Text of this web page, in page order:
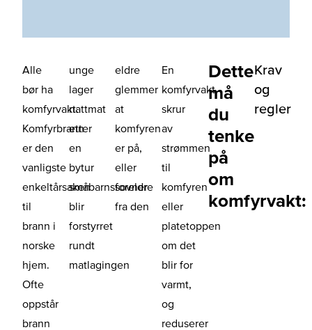
Alle
bør ha
komfyrvakt.
Komfyrbrann
er den
vanligste
enkeltårsaken
til
brann i
norske
hjem.
Ofte
oppstår
brann
unge
lager
nattmat
etter
en
bytur
småbarnsforeldre
blir
forstyrret
rundt
matlagingen
eldre
glemmer
at
komfyren
er på,
eller
sovner
fra den
En
komfyrvakt
skrur
av
strømmen
til
komfyren
eller
platetoppen
om det
blir for
varmt,
og
reduserer
Dette
må
du
tenke
på
om
komfyrvakt:
Krav
og
regler